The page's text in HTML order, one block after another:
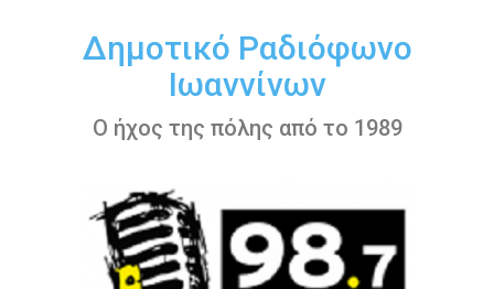
περιεχόμενοΔημοτικό Ραδιόφωνο
Ιωαννίνων
Ο ήχος της πόλης από το 1989